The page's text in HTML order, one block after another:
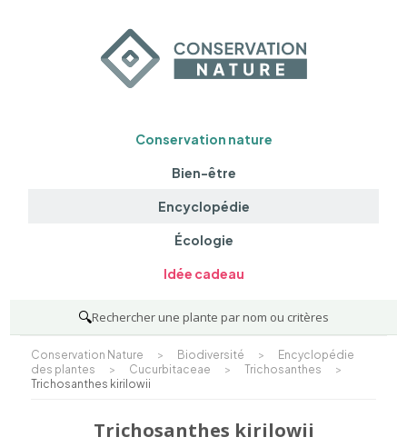
Conservation nature
Bien-être
Encyclopédie
Écologie
Idée cadeau
🔍Rechercher une plante par nom ou critères
Conservation Nature > Biodiversité >
Encyclopédie
des plantes
> Cucurbitaceae > Trichosanthes
>
Trichosanthes kirilowii
Trichosanthes kirilowii